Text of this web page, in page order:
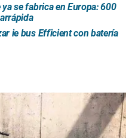
se fabrica en Europa: 600
ie bus Efficient con batería